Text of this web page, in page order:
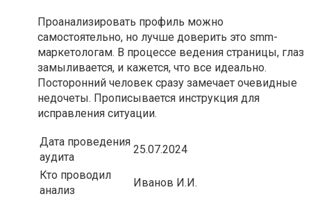
Проанализировать профиль можно
самостоятельно, но лучше доверить это smm-
маркетологам. В процессе ведения страницы, глаз
замыливается, и кажется, что все идеально.
Посторонний человек сразу замечает очевидные
недочеты. Прописывается инструкция для
исправления ситуации.
Дата проведения
аудита
25.07.2024
Кто проводил
анализ
Иванов И.И.